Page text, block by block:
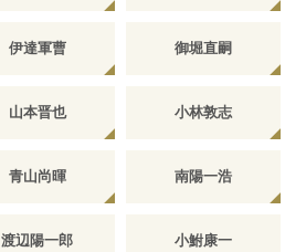
伊達軍曹 御堀直嗣
山本晋也 小林敦志
青山尚暉 南陽一浩
渡辺陽一郎 小鮒康一